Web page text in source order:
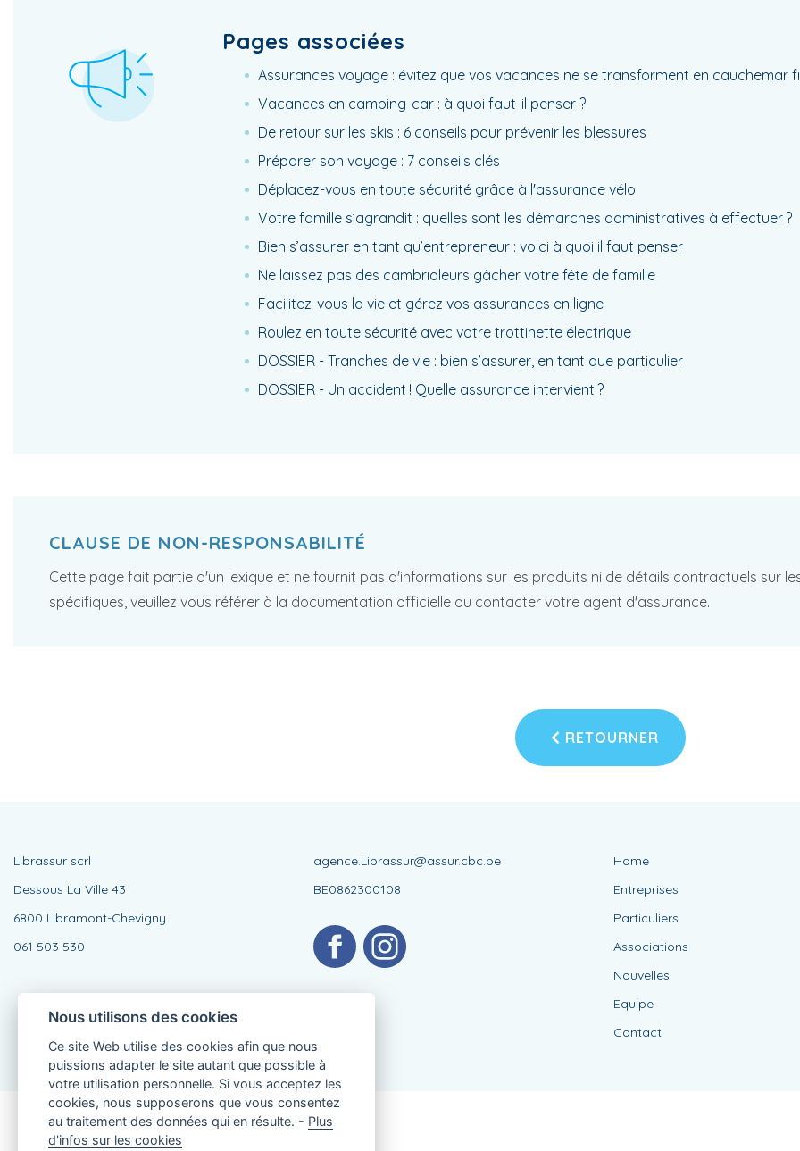
Pages associées
Assurances voyage : évitez que vos vacances ne se transforment en cauchemar
Vacances en camping-car : à quoi faut-il penser ?
De retour sur les skis : 6 conseils pour prévenir les blessures
Préparer son voyage : 7 conseils clés
Déplacez-vous en toute sécurité grâce à l'assurance vélo
Votre famille s’agrandit : quelles sont les démarches administratives à effectuer ?
Bien s’assurer en tant qu’entrepreneur : voici à quoi il faut penser
Ne laissez pas des cambrioleurs gâcher votre fête de famille
Facilitez-vous la vie et gérez vos assurances en ligne
Roulez en toute sécurité avec votre trottinette électrique
DOSSIER - Tranches de vie : bien s’assurer, en tant que particulier
DOSSIER - Un accident ! Quelle assurance intervient ?
CLAUSE DE NON-RESPONSABILITÉ
Cette page fait partie d'un lexique et ne fournit pas d'informations sur les produits ni de détails contractuels sur
spécifiques, veuillez vous référer à la documentation officielle ou contacter votre agent d'assurance.
RETOURNER
Librassur scrl
Dessous La Ville 43
6800 Libramont-Chevigny
061 503 530
agence.Librassur@assur.cbc.be
BE0862300108
Home
Entreprises
Particuliers
Associations
Nouvelles
Equipe
Contact
Agent lié, BE0862300108
Nous utilisons des cookies
Ce site Web utilise des cookies afin que nous
puissions adapter le site autant que possible à
votre utilisation personnelle. Si vous acceptez les
cookies, nous supposerons que vous consentez
au traitement des données qui en résulte. - Plus
d'infos sur les cookies